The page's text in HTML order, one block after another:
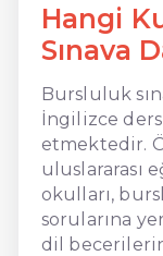
Hangi
Sınava
Bursluluk
İngilizce
etmektedir.
uluslararası
okulları,
sorularına
dil